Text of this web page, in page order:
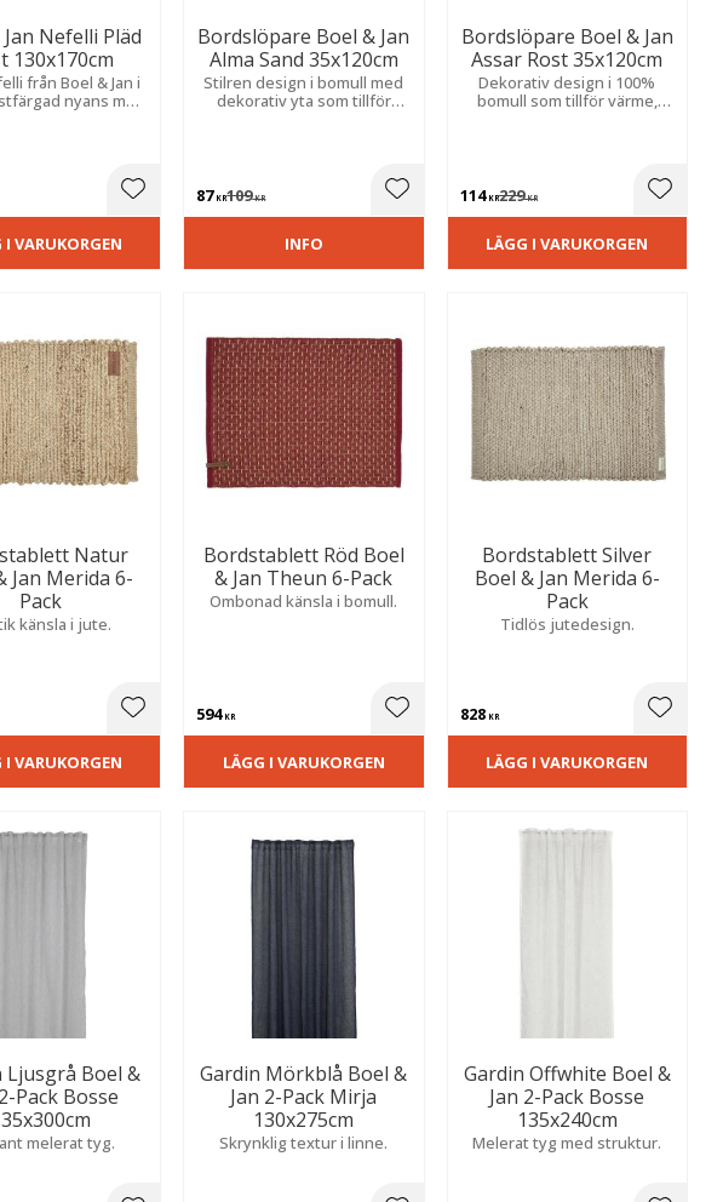
Nefelli Pläd
130x170cm
från Boel & Jan i
nyans med
Lägg till i favoriter
I VARUKORGEN
Bordslöpare Boel & Jan
Alma Sand 35x120cm
Stilren design i bomull med
dekorativ yta som tillför
87 KR109KR Lägg till i favoriter
INFO
Bordslöpare Boel & Jan
Assar Rost 35x120cm
Dekorativ design i 100%
bomull som tillför värme,
114KR229KR Lägg
LÄGG I VARUKORGEN
Natur
Jan Merida 6-
Pack
känsla i jute.
Lägg till i favoriter
I VARUKORGEN
Bordstablett Röd Boel
& Jan Theun 6-Pack
Ombonad känsla i bomull.
594KR Lägg till i favoriter
LÄGG I VARUKORGEN
Bordstablett Silver
Boel & Jan Merida 6-
Pack
Tidlös jutedesign.
828KR Lägg
LÄGG I VARUKORGEN
Ljusgrå Boel &
Pack Bosse
melerat tyg.
Gardin Mörkblå Boel &
Jan 2-Pack Mirja
130x275cm
Skrynklig textur i linne.
Gardin Offwhite Boel &
Jan 2-Pack Bosse
135x240cm
Melerat tyg med struktur.